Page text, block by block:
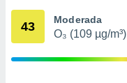
e
43 Moderada
O₃ (109 µg/m³)